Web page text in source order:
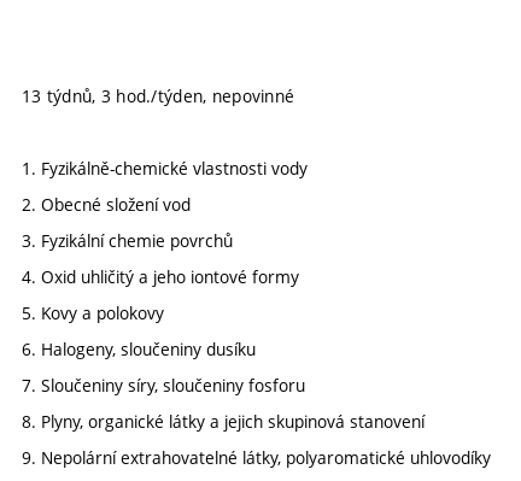
13 týdnů, 3 hod./týden, nepovinné
1. Fyzikálně-chemické vlastnosti vody
2. Obecné složení vod
3. Fyzikální chemie povrchů
4. Oxid uhličitý a jeho iontové formy
5. Kovy a polokovy
6. Halogeny, sloučeniny dusíku
7. Sloučeniny síry, sloučeniny fosforu
8. Plyny, organické látky a jejich skupinová stanovení
9. Nepolární extrahovatelné látky, polyaromatické uhlovodíky